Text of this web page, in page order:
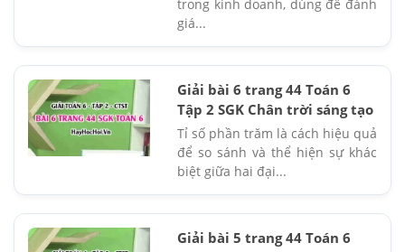
trong kinh doanh, dùng để đánh
giá...
Giải bài 6 trang 44 Toán 6
Tập 2 SGK Chân trời sáng tạo
Tỉ số phần trăm là cách hiệu quả
để so sánh và thể hiện sự khác
biệt giữa hai đại...
Giải bài 5 trang 44 Toán 6